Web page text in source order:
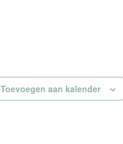
Toevoegen aan kalender